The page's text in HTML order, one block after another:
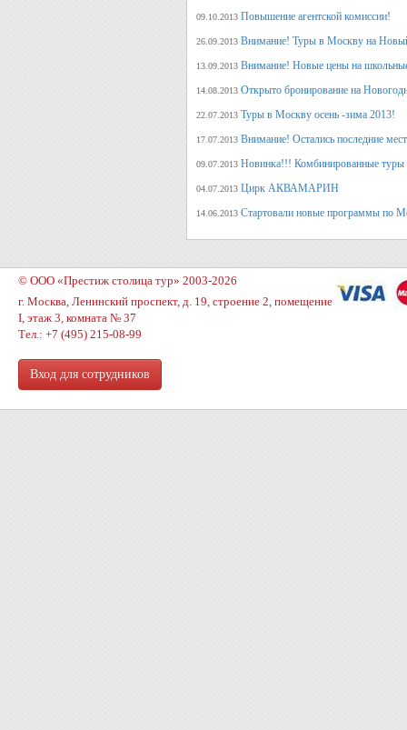
09.10.2013 Повышение агентской комиссии!
26.09.2013 Внимание! Туры в Москву на
13.09.2013 Внимание! Новые цены на
14.08.2013 Открыто бронирование на
22.07.2013 Туры в Москву осень -зима 2013!
17.07.2013 Внимание! Остались последние
09.07.2013 Новинка!!! Комбинированные туры
04.07.2013 Цирк АКВАМАРИН
14.06.2013 Стартовали новые программы по
© ООО «Престиж столица тур» 2003-2026
г. Москва, Ленинский проспект, д. 19, строение 2, помещение
I, этаж 3, комната № 37
Тел.: +7 (495) 215-08-99
Вход для сотрудников